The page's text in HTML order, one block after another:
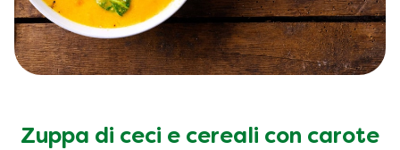
Zuppa di ceci e cereali con carote